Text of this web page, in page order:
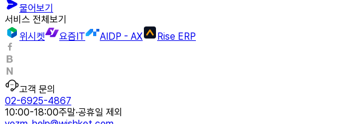
물어보기
서비스 전체보기
위시켓
요즘IT AIDP - AX Rise ERP
고객 문의
02-6925-4867
10:00-18:00주말·공휴일 제외